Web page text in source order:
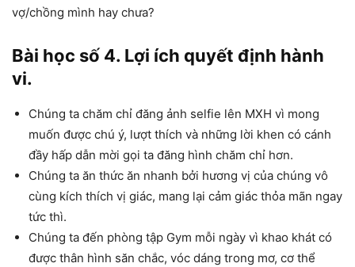
vợ/chồng mình hay chưa?
Bài học số 4. Lợi ích quyết định hành
vi.
Chúng ta chăm chỉ đăng ảnh selfie lên MXH vì mong
muốn được chú ý, lượt thích và những lời khen có cánh
đầy hấp dẫn mời gọi ta đăng hình chăm chỉ hơn.
Chúng ta ăn thức ăn nhanh bởi hương vị của chúng vô
cùng kích thích vị giác, mang lại cảm giác thỏa mãn ngay
tức thì.
Chúng ta đến phòng tập Gym mỗi ngày vì khao khát có
được thân hình săn chắc, vóc dáng trong mơ, cơ thể